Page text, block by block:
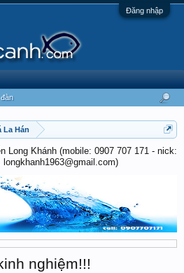
Đăng nhập
La Hán
Long Khánh (mobile: 0907 707 171 - nick:
nghiệm!!!